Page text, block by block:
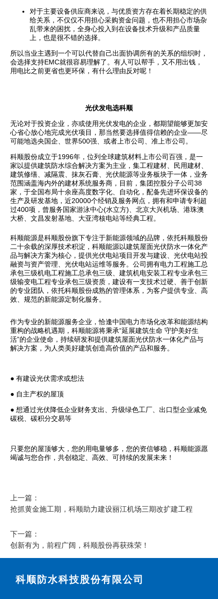
对于主要设备供应商来说，与优质资方存在着长期稳定的供
给关系，不仅仅不用担心采购资金问题，也不用担心市场杂
乱带来的困扰，全身心投入到在设备技术升级和产品质量
上，也是很不错的选择。
所以当业主遇到一个可以代替自己出面协调所有的关系的组织时，
会选择支持EMC就很容易理解了。有人可以帮手，又不用出钱，
用电比之前更省也更环保，有什么理由反对呢！
光伏发电选科顺
无论对于投资企业，亦或使用光伏发电的企业，都期望能够更加安
心省心放心地完成光伏项目，那当然要选择值得信赖的企业——尽
可能地选央国企、世界500强、或者上市公司、准上市公司。
科顺股份成立于1996年，位列全球建筑材料上市公司百强，是一
家以提供建筑防水综合解决方案为主业，集工程建材、民用建材、
建筑修缮、减隔震、抹灰石膏、光伏能源等业务板块于一体，业务
范围涵盖海内外的建材系统服务商，目前，集团控股分子公司38
家，于全国布局十余座高度数字化、自动化，配备先进环保设备的
生产及研发基地，近20000个经销及服务网点，拥有和申请专利超
过400项，曾服务国家游泳中心(水立方)、北京大兴机场、港珠澳
大桥、文昌发射基地、大亚湾核电站等经典工程。
科顺能源是科顺股份旗下专注于新能源领域的品牌，依托科顺股份
二十余载的深厚技术积淀，科顺能源以建筑屋面光伏防水一体化产
品与解决方案为核心，提供光伏电站项目开发与建设、光伏电站投
融资与资产管理、光伏电站运维等服务。公司拥有电力工程施工总
承包三级机电工程施工总承包三级、建筑机电安装工程专业承包三
级输变电工程专业承包三级资质，建设有一支技术过硬、善于创新
的专业团队，依托科顺股份成熟的管理体系，为客户提供专业、高
效、规范的新能源定制化服务。
作为专业的新能源服务企业，恰逢中国电力市场化改革和能源结构
重构的战略机遇期，科顺能源将秉承“延展建筑生命 守护美好生
活”的企业使命，持续研发和提供建筑屋面光伏防水一体化产品与
解决方案，为人类美好建筑创造高价值的产品和服务。
● 有建设光伏需求或想法
● 自主产权的屋顶
● 想通过光伏降低企业财务支出、升级绿色工厂、出口型企业减免
碳税、碳积分交易等
只要您的屋顶够大，您的用电量够多，您的资信够稳，科顺能源愿
竭诚与您合作，共创稳定、高效、可持续的发展未来！
上一篇：
抢抓黄金施工期，科顺助力建设丽江机场三期改扩建工程
下一篇：
创新有为，前程广阔，科顺股份再获殊荣！
科顺防水科技股份有限公司